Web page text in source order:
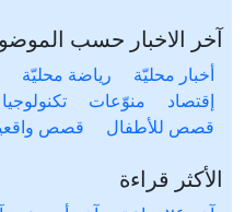
آخر الاخبار حسب
أخبار محليّة رياضة محليّة
إقتصاد
منوّعات تكنولوجيا
قصص للأطفال
قصص
الأكثر قراءة